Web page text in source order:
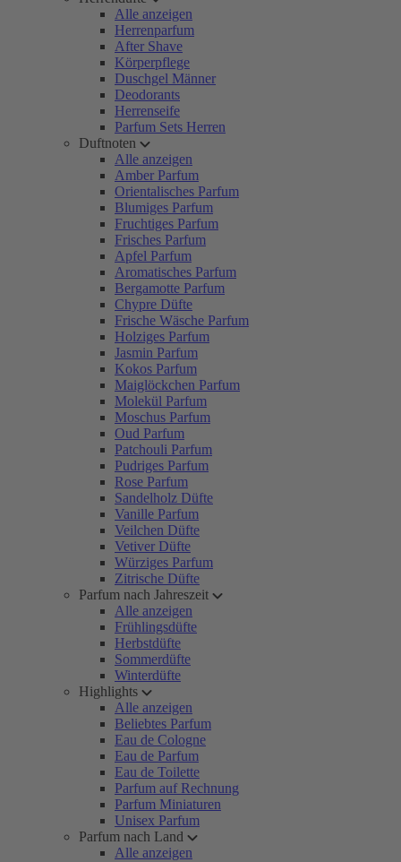
Alle anzeigen
Herrenparfum
After Shave
Körperpflege
Duschgel Männer
Deodorants
Herrenseife
Parfum Sets Herren
Duftnoten
Alle anzeigen
Amber Parfum
Orientalisches Parfum
Blumiges Parfum
Fruchtiges Parfum
Frisches Parfum
Apfel Parfum
Aromatisches Parfum
Bergamotte Parfum
Chypre Düfte
Frische Wäsche Parfum
Holziges Parfum
Jasmin Parfum
Kokos Parfum
Maiglöckchen Parfum
Molekül Parfum
Moschus Parfum
Oud Parfum
Patchouli Parfum
Pudriges Parfum
Rose Parfum
Sandelholz Düfte
Vanille Parfum
Veilchen Düfte
Vetiver Düfte
Würziges Parfum
Zitrische Düfte
Parfum nach Jahreszeit
Alle anzeigen
Frühlingsdüfte
Herbstdüfte
Sommerdüfte
Winterdüfte
Highlights
Alle anzeigen
Beliebtes Parfum
Eau de Cologne
Eau de Parfum
Eau de Toilette
Parfum auf Rechnung
Parfum Miniaturen
Unisex Parfum
Parfum nach Land
Alle anzeigen